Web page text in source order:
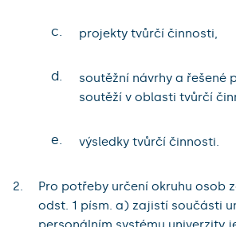
c. projekty tvůrčí činnosti,
d.
soutěžní návrhy a řešené
soutěží v oblasti tvůrčí
e. výsledky tvůrčí činnosti.
Pro potřeby určení okruhu osob
odst. 1 písm. a) zajistí součásti